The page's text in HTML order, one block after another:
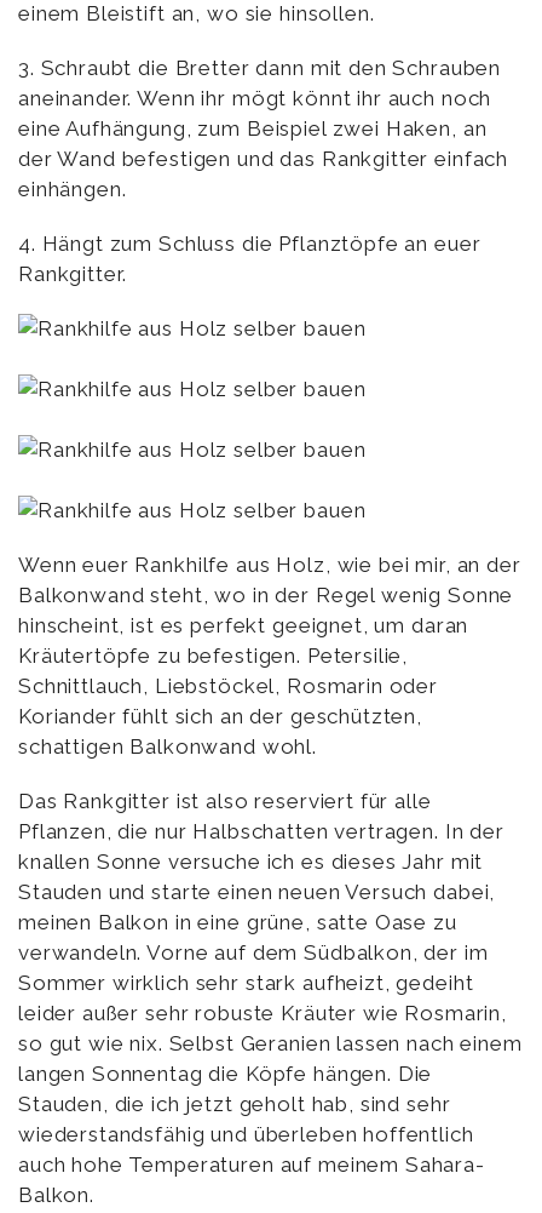
einem Bleistift an, wo sie hinsollen.
3. Schraubt die Bretter dann mit den Schrauben
aneinander. Wenn ihr mögt könnt ihr auch noch
eine Aufhängung, zum Beispiel zwei Haken, an
der Wand befestigen und das Rankgitter einfach
einhängen.
4. Hängt zum Schluss die Pflanztöpfe an euer
Rankgitter.
Wenn euer Rankhilfe aus Holz, wie bei mir, an der
Balkonwand steht, wo in der Regel wenig Sonne
hinscheint, ist es perfekt geeignet, um daran
Kräutertöpfe zu befestigen. Petersilie,
Schnittlauch, Liebstöckel, Rosmarin oder
Koriander fühlt sich an der geschützten,
schattigen Balkonwand wohl.
Das Rankgitter ist also reserviert für alle
Pflanzen, die nur Halbschatten vertragen. In der
knallen Sonne versuche ich es dieses Jahr mit
Stauden und starte einen neuen Versuch dabei,
meinen Balkon in eine grüne, satte Oase zu
verwandeln. Vorne auf dem Südbalkon, der im
Sommer wirklich sehr stark aufheizt, gedeiht
leider außer sehr robuste Kräuter wie Rosmarin,
so gut wie nix. Selbst Geranien lassen nach einem
langen Sonnentag die Köpfe hängen. Die
Stauden, die ich jetzt geholt hab, sind sehr
wiederstandsfähig und überleben hoffentlich
auch hohe Temperaturen auf meinem Sahara-
Balkon.